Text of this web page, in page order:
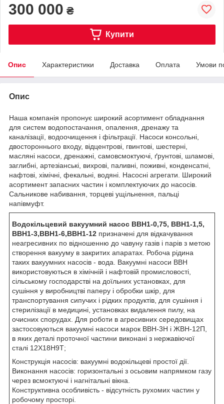
300 000 ₴
Купити
Опис Характеристики Доставка Оплата Умови
Опис
Наша компанія пропонує широкий асортимент обладнання
для систем водопостачання, опалення, дренажу та
каналізації, водоочищення і фільтрації. Насоси консольні,
двостороннього входу, відцентрові, гвинтові, шестерні,
масляні насоси, дренажні, самовсмоктуючі, ґрунтові, шламові,
заглибні, артезіанські, вихрові, паливні, поживні, конденсатні,
нафтові, хімічні, фекальні, водяні. Насосні агрегати. Широкий
асортимент запасних частин і комплектуючих до насосів.
Сальникове набивання, торцеві ущільнення, пальці
напівмуфт.
Водокільцевий вакуумний насос ВВН1-0,75, ВВН1-1,5,
ВВН1-3,ВВН1-6,ВВН1-12 призначені для відкачування
неагресивних по відношенню до чавуну газів і парів з метою
створення вакууму в закритих апаратах. Робоча рідина
таких вакуумних насосів - вода. Вакуумні насоси ВВН
використовуються в хімічній і нафтовій промисловості,
сільському господарстві на доїльних установках, для
сушіння у виробництві паперу і обробки шкір, для
транспортування сипучих і рідких продуктів, для сушіння і
стерилізації в медицині, установках видалення пилу, на
очисних спорудах. Для роботи в агресивних середовищах
застосовуються вакуумні насоси марок ВВН-3Н і ЖВН-12П,
в яких деталі проточної частини виконані з нержавіючої
сталі 12Х18Н9Т;
Конструкція насосів: вакуумні водокільцеві простої дії.
Виконання насосів: горизонтальні з осьовим напрямком газу
через всмоктуючі і нагнітальні вікна.
Конструктивна особливість - відсутність рухомих частин у
робочому просторі.